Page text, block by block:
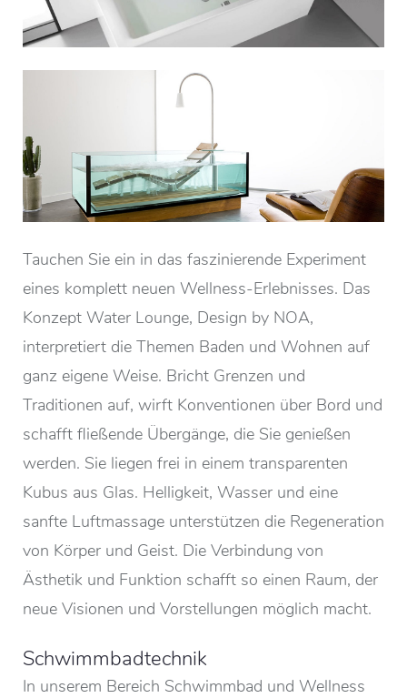
Tauchen Sie ein in das faszinierende Experiment
eines komplett neuen Wellness-Erlebnisses. Das
Konzept Water Lounge, Design by NOA,
interpretiert die Themen Baden und Wohnen auf
ganz eigene Weise. Bricht Grenzen und
Traditionen auf, wirft Konventionen über Bord und
schafft fließende Übergänge, die Sie genießen
werden. Sie liegen frei in einem transparenten
Kubus aus Glas. Helligkeit, Wasser und eine
sanfte Luftmassage unterstützen die Regeneration
von Körper und Geist. Die Verbindung von
Ästhetik und Funktion schafft so einen Raum, der
neue Visionen und Vorstellungen möglich macht.
Schwimmbadtechnik
In unserem Bereich Schwimmbad und Wellness